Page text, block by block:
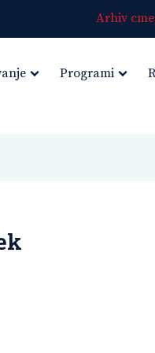
Arhiv
Programi